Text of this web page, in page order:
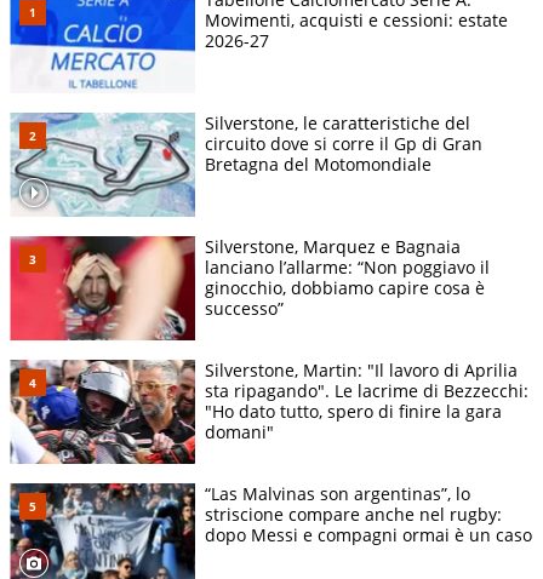
Movimenti, acquisti e cessioni: estate
2026-27
Silverstone, le caratteristiche del
circuito dove si corre il Gp di Gran
Bretagna del Motomondiale
Silverstone, Marquez e Bagnaia
lanciano l’allarme: “Non poggiavo il
ginocchio, dobbiamo capire cosa è
successo”
Silverstone, Martin: "Il lavoro di Aprilia
sta ripagando". Le lacrime di Bezzecchi:
"Ho dato tutto, spero di finire la gara
domani"
“Las Malvinas son argentinas”, lo
striscione compare anche nel rugby:
dopo Messi e compagni ormai è un caso